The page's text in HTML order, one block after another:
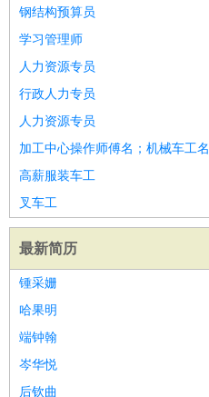
钢结构预算员
学习管理师
人力资源专员
行政人力专员
人力资源专员
加工中心操作师傅名；机械车工名
高薪服装车工
叉车工
最新简历
锺采姗
哈果明
端钟翰
岑华悦
后钦曲